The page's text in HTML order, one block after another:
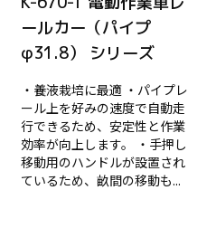
ールカー（パイプ
φ31.8） シリーズ
・養液栽培に最適 ・パイプレ
ール上を好みの速度で自動走
行できるため、安定性と作業
効率が向上します。 ・手押し
移動用のハンドルが設置され
ているため、畝間の移動も...